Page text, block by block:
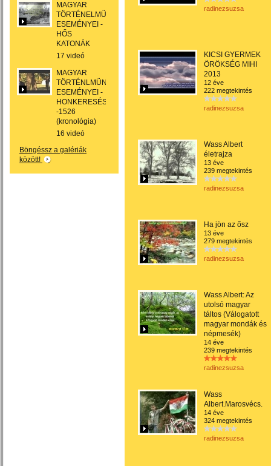
MAGYAR
TÖRTÉNELMÜNK
ESEMÉNYEI -
HŐS
KATONÁK
17 videó
MAGYAR
TÖRTÉNLMÜNK
ESEMÉNYEI -
HONKERESÉSTŐL
-1526
(kronológia)
16 videó
Böngéssz a galériák
között!
radinezsuzsa
KICSI GYERMEK
ÖRÖKSÉG MIHI
2013
12 éve
222 megtekintés
radinezsuzsa
Wass Albert
életrajza
13 éve
239 megtekintés
radinezsuzsa
Ha jön az ősz
13 éve
279 megtekintés
radinezsuzsa
Wass Albert: Az
utolsó magyar
táltos (Válogatott
magyar mondák és
népmesék)
14 éve
239 megtekintés
radinezsuzsa
Wass
Albert.Marosvécs.
14 éve
324 megtekintés
radinezsuzsa